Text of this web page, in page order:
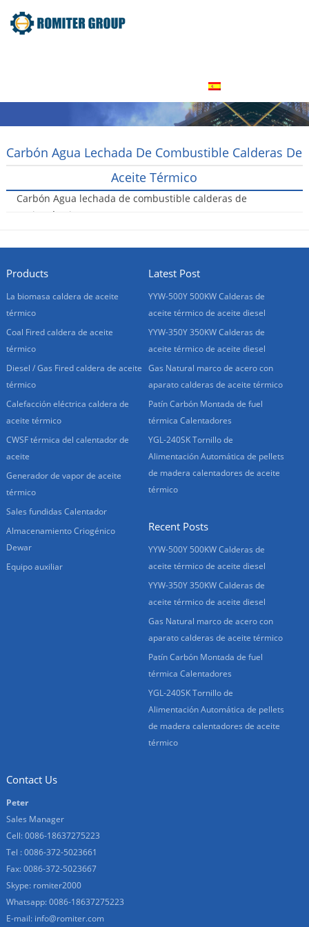
Carbón Agua Lechada De Combustible Calderas De
Aceite Térmico
Carbón Agua lechada de combustible calderas de
aceite térmico
Products
La biomasa caldera de aceite
térmico
Coal Fired caldera de aceite
térmico
Diesel / Gas Fired caldera de aceite
térmico
Calefacción eléctrica caldera de
aceite térmico
CWSF térmica del calentador de
aceite
Generador de vapor de aceite
térmico
Sales fundidas Calentador
Almacenamiento Criogénico
Dewar
Equipo auxiliar
Latest Post
YYW-500Y 500KW Calderas de
aceite térmico de aceite diesel
YYW-350Y 350KW Calderas de
aceite térmico de aceite diesel
Gas Natural marco de acero con
aparato calderas de aceite térmico
Patín Carbón Montada de fuel
térmica Calentadores
YGL-240SK Tornillo de
Alimentación Automática de pellets
de madera calentadores de aceite
térmico
Recent Posts
YYW-500Y 500KW Calderas de
aceite térmico de aceite diesel
YYW-350Y 350KW Calderas de
aceite térmico de aceite diesel
Gas Natural marco de acero con
aparato calderas de aceite térmico
Patín Carbón Montada de fuel
térmica Calentadores
YGL-240SK Tornillo de
Alimentación Automática de pellets
de madera calentadores de aceite
térmico
Contact Us
Peter
Sales Manager
Cell: 0086-18637275223
Tel : 0086-372-5023661
Fax: 0086-372-5023667
Skype: romiter2000
Whatsapp:0086-18637275223
E-mail: info@romiter.com